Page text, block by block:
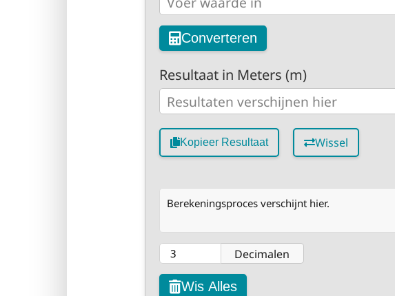
Converteren
Resultaat in Meters (m)
Kopieer Resultaat Wissel
Berekeningsproces verschijnt hier.
Decimalen
Wis Alles